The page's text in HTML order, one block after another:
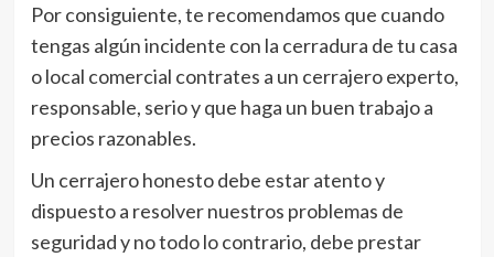
Por consiguiente, te recomendamos que cuando
tengas algún incidente con la cerradura de tu casa
o local comercial contrates a un cerrajero experto,
responsable, serio y que haga un buen trabajo a
precios razonables.
Un cerrajero honesto debe estar atento y
dispuesto a resolver nuestros problemas de
seguridad y no todo lo contrario, debe prestar